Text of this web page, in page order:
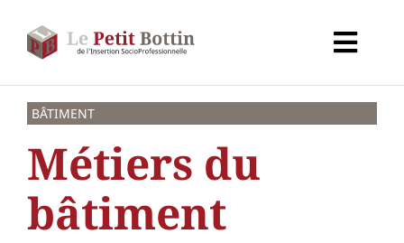
contenu
Types d’organismes
Organismes
BÂTIMENT
Métiers du
bâtiment